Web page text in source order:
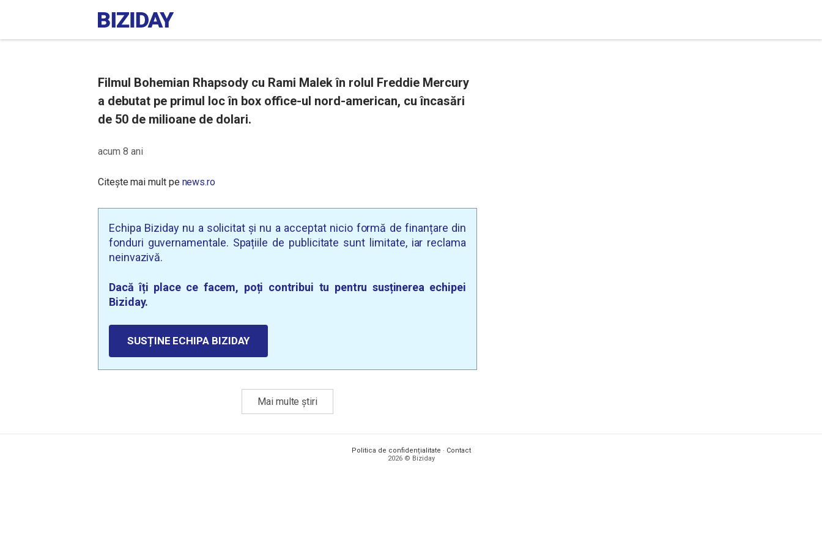
Filmul Bohemian Rhapsody cu Rami Malek în rolul Freddie Mercury
a debutat pe primul loc în box office-ul nord-american, cu încasări
de 50 de milioane de dolari.
acum 8 ani
Citește mai mult pe news.ro
Echipa Biziday nu a solicitat și nu a acceptat nicio formă de finanțare din
fonduri guvernamentale. Spațiile de publicitate sunt limitate, iar reclama
neinvazivă.
Dacă îți place ce facem, poți contribui tu pentru susținerea echipei
Biziday.
SUSȚINE ECHIPA BIZIDAY
Mai multe știri
Politica de confidențialitate · Contact
2026 © Biziday